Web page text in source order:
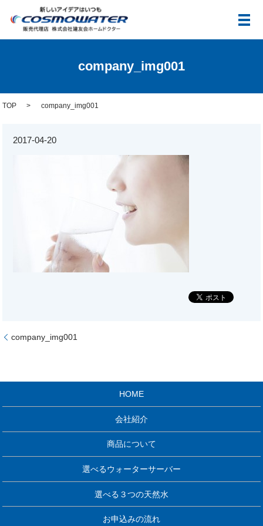
メ
company_img001
TOP company_img001
2017-04-20
company_img001
HOME
会社紹介
商品について
選べるウォーターサーバー
選べる３つの天然水
お申込みの流れ